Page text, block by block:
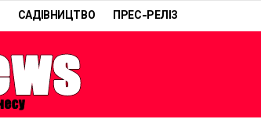
САДІВНИЦТВО ПРЕС-РЕЛІЗ